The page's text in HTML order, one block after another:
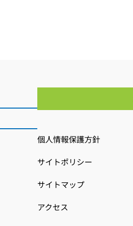
個人情報保護方針
サイトポリシー
サイトマップ
アクセス